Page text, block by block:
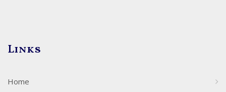
Links
Home